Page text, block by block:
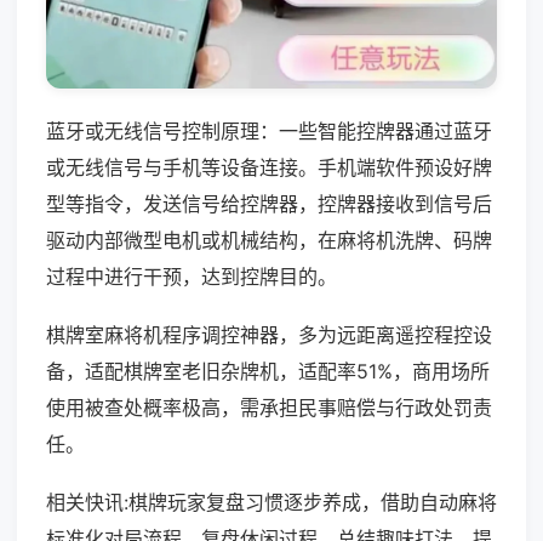
蓝牙或无线信号控制原理：一些智能控牌器通过蓝牙
或无线信号与手机等设备连接。手机端软件预设好牌
型等指令，发送信号给控牌器，控牌器接收到信号后
驱动内部微型电机或机械结构，在麻将机洗牌、码牌
过程中进行干预，达到控牌目的。
棋牌室麻将机程序调控神器，多为远距离遥控程控设
备，适配棋牌室老旧杂牌机，适配率51%，商用场所
使用被查处概率极高，需承担民事赔偿与行政处罚责
任。
相关快讯:棋牌玩家复盘习惯逐步养成，借助自动麻将